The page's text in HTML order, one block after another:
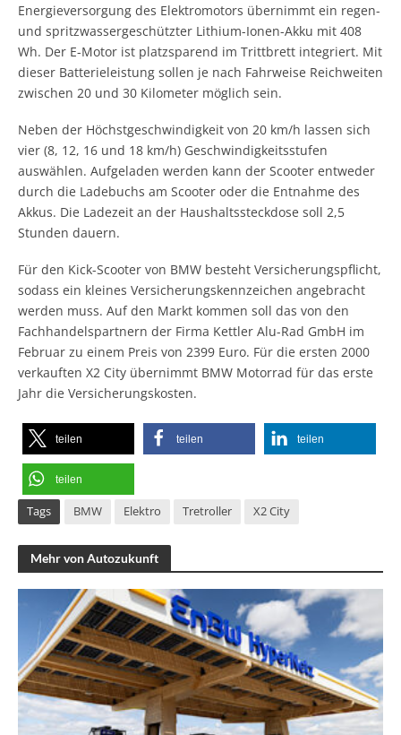
Energieversorgung des Elektromotors übernimmt ein regen-
und spritzwassergeschützter Lithium-Ionen-Akku mit 408
Wh. Der E-Motor ist platzsparend im Trittbrett integriert. Mit
dieser Batterieleistung sollen je nach Fahrweise Reichweiten
zwischen 20 und 30 Kilometer möglich sein.
Neben der Höchstgeschwindigkeit von 20 km/h lassen sich
vier (8, 12, 16 und 18 km/h) Geschwindigkeitsstufen
auswählen. Aufgeladen werden kann der Scooter entweder
durch die Ladebuchs am Scooter oder die Entnahme des
Akkus. Die Ladezeit an der Haushaltssteckdose soll 2,5
Stunden dauern.
Für den Kick-Scooter von BMW besteht Versicherungspflicht,
sodass ein kleines Versicherungskennzeichen angebracht
werden muss. Auf den Markt kommen soll das von den
Fachhandelspartnern der Firma Kettler Alu-Rad GmbH im
Februar zu einem Preis von 2399 Euro. Für die ersten 2000
verkauften X2 City übernimmt BMW Motorrad für das erste
Jahr die Versicherungskosten.
teilen teilen teilen
teilen
Tags BMW Elektro Tretroller X2 City
Mehr von Autozukunft